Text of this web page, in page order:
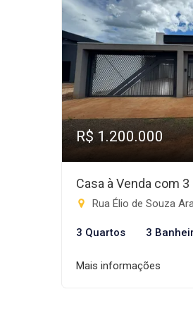
R$ 1.200.000
Casa à Venda com
Rua Élio de Souza Araújo,
3 Quartos 3
Mais informações